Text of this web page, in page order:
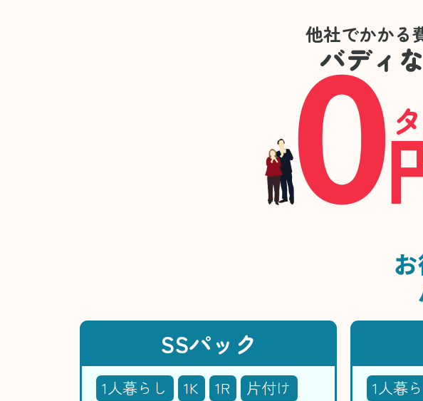
他社でかかる
バディ
0
SSパック
1人暮らし 1K 1R
片付け
1人暮